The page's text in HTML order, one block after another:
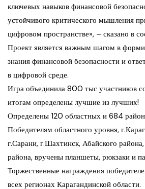
ключевых навыков финансовой
устойчивого критического мышления
цифровом пространстве», – сказано в
Проект является важным шагом в
знания финансовой безопасности и
в цифровой среде.
Игра объединила 800 тыс участников
итогам определены лучшие из лучших!
Определены 120 областных и 684
Победителям областного уровня,
г.Сарани, г.Шахтинск, Абайского
района, вручены планшеты, рюкзаки и
Торжественные награждения
всех регионах Карагандинской области.